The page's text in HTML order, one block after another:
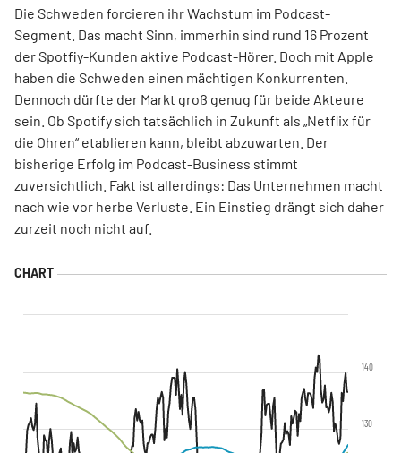
Die Schweden forcieren ihr Wachstum im Podcast-
Segment. Das macht Sinn, immerhin sind rund 16 Prozent
der Spotfiy-Kunden aktive Podcast-Hörer. Doch mit Apple
haben die Schweden einen mächtigen Konkurrenten.
Dennoch dürfte der Markt groß genug für beide Akteure
sein. Ob Spotify sich tatsächlich in Zukunft als „Netflix für
die Ohren“ etablieren kann, bleibt abzuwarten. Der
bisherige Erfolg im Podcast-Business stimmt
zuversichtlich. Fakt ist allerdings: Das Unternehmen macht
nach wie vor herbe Verluste. Ein Einstieg drängt sich daher
zurzeit noch nicht auf.
130
140